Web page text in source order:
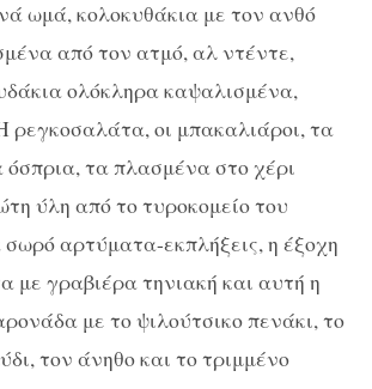
ωμά, κολοκυθάκια με τον ανθό
από τον ατμό, αλ ντέντε,
ολόκληρα καψαλισμένα,
ρεγκοσαλάτα, οι μπακαλιάροι, τα
τα πλασμένα στο χέρι
ύλη από το τυροκομείο του
σωρό αρτύματα-εκπλήξεις, η έξοχη
με γραβιέρα τηνιακή και αυτή η
με το ψιλούτσικο πενάκι, το
τον άνηθο και το τριμμένο